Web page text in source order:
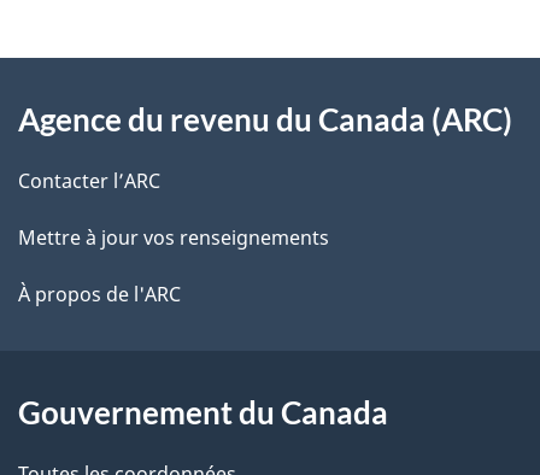
l
s
l
a
a
o
t
r
e
é
t
a
propos
de
ce
site
Agence du revenu du Canada (ARC)
Contacter l’ARC
Mettre à jour vos renseignements
À propos de l'ARC
Gouvernement du Canada